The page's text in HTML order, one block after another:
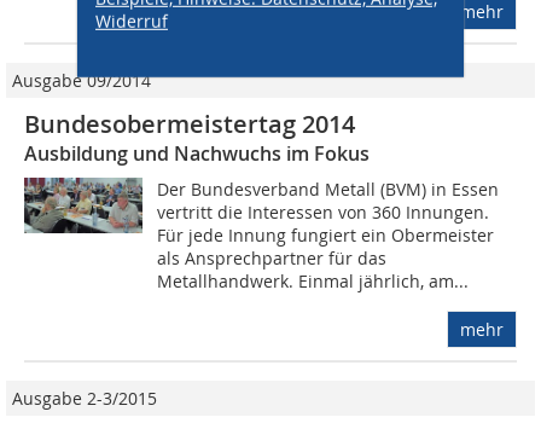
Widerruf
mehr
Ausgabe 09/2014
Bundesobermeistertag 2014
Ausbildung und Nachwuchs im Fokus
Der Bundesverband Metall (BVM) in Essen
vertritt die Interessen von 360 Innungen.
Für jede Innung fungiert ein Obermeister
als Ansprechpartner für das
Metallhandwerk. Einmal jährlich, am...
mehr
Ausgabe 2-3/2015